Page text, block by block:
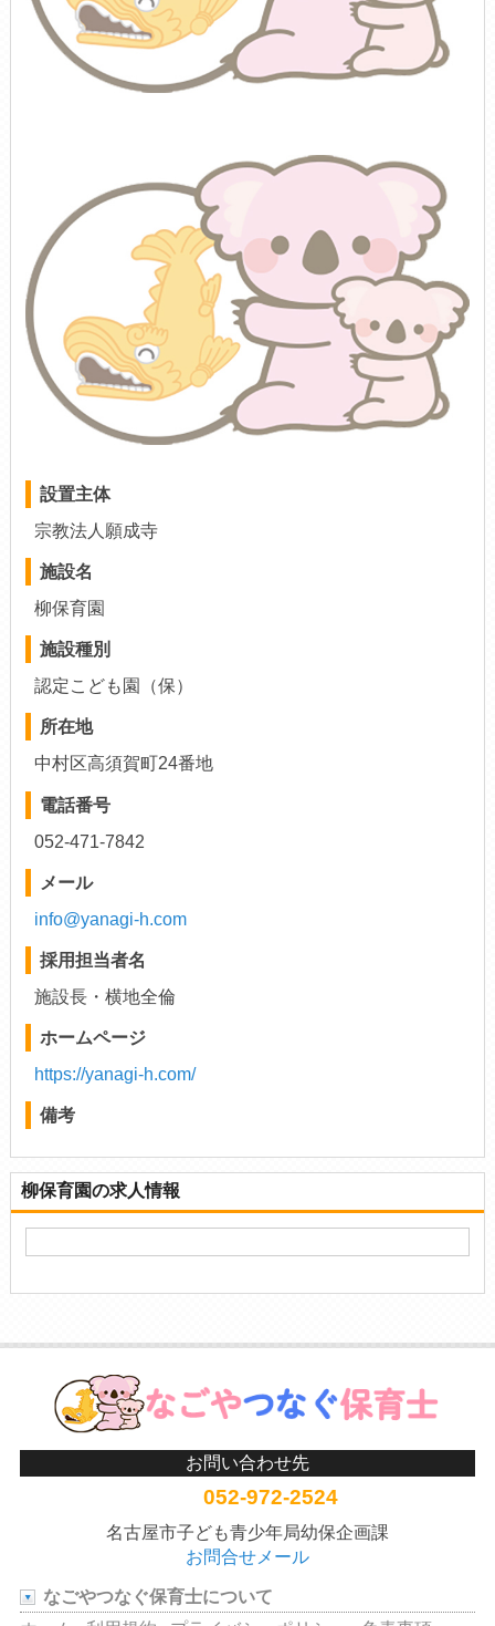
設置主体
宗教法人願成寺
施設名
柳保育園
施設種別
認定こども園（保）
所在地
中村区高須賀町24番地
電話番号
052-471-7842
メール
info@yanagi-h.com
採用担当者名
施設長・横地全倫
ホームページ
https://yanagi-h.com/
備考
柳保育園の求人情報
お問い合わせ先
052-972-2524
名古屋市子ども青少年局幼保企画課
お問合せメール
なごやつなぐ保育士について